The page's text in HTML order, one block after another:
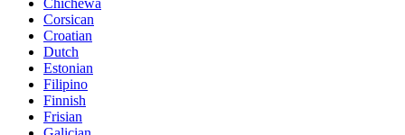
Chichewa
Corsican
Croatian
Dutch
Estonian
Filipino
Finnish
Frisian